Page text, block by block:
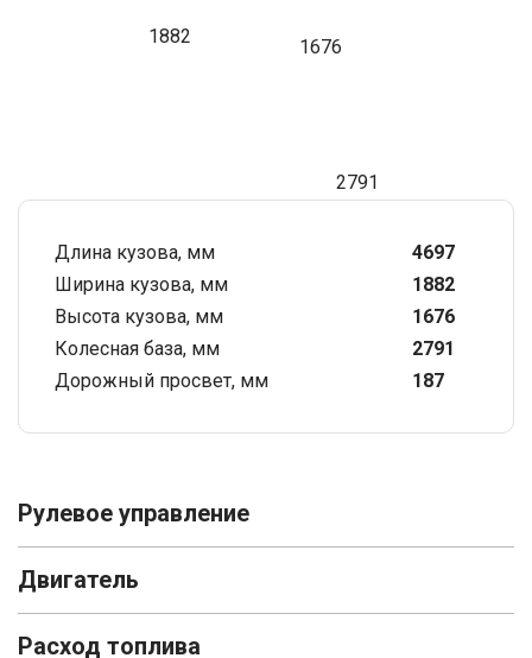
1882 1676
2791
Длина кузова, мм
4697
Ширина кузова, мм
1882
Высота кузова, мм
1676
Колесная база, мм
2791
Дорожный просвет, мм
187
Рулевое управление
Двигатель
Расход топлива